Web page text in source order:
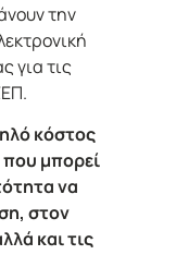
την
για τις
κόστος
που μπορεί
να
στον
και τις